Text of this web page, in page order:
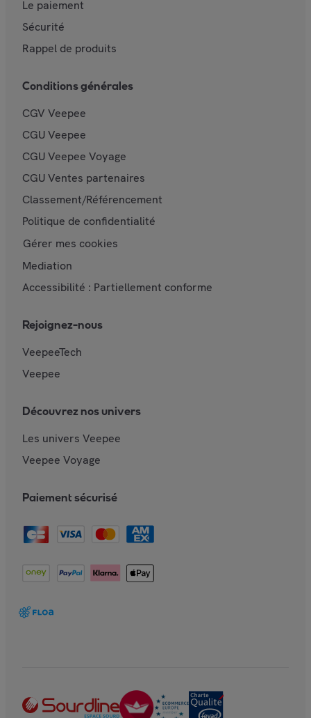
Le paiement
Sécurité
Rappel de produits
Conditions générales
CGV Veepee
CGU Veepee
CGU Veepee Voyage
CGU Ventes partenaires
Classement/Référencement
Politique de confidentialité
Gérer mes cookies
Mediation
Accessibilité : Partiellement conforme
Rejoignez-nous
VeepeeTech
Veepee
Découvrez nos univers
Les univers Veepee
Veepee Voyage
Paiement sécurisé